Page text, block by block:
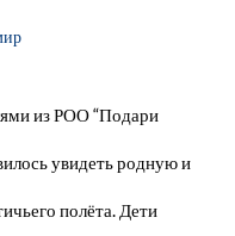
из РОО “Подари
увидеть родную и
полёта. Дети